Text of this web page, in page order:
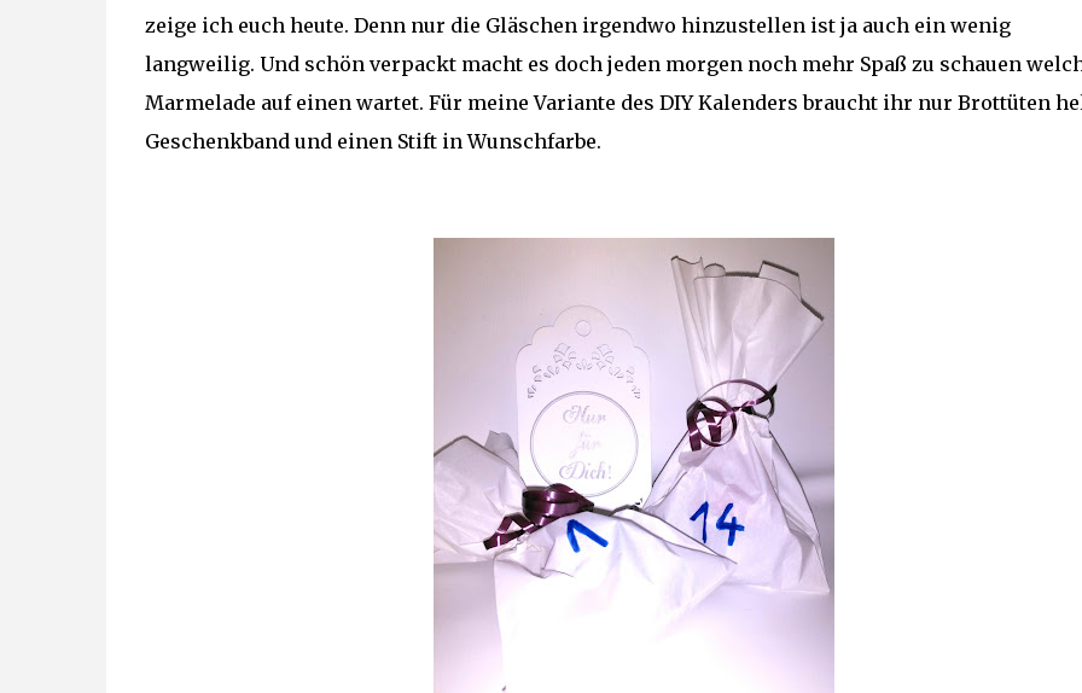
zeige ich euch heute. Denn nur die Gläschen irgendwo hinzustellen ist ja auch ein wenig
langweilig. Und schön verpackt macht es doch jeden morgen noch mehr Spaß zu schauen
Marmelade auf einen wartet. Für meine Variante des DIY Kalenders braucht ihr nur Brottüten
Geschenkband und einen Stift in Wunschfarbe.